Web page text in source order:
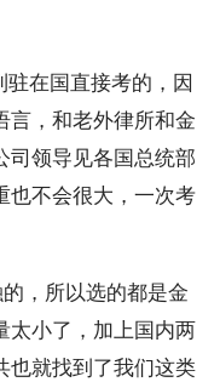
在国直接考的，因
言，和老外律所和金
司领导见各国总统部
也不会很大，一次考
，所以选的都是金
太小了，加上国内两
也就找到了我们这类